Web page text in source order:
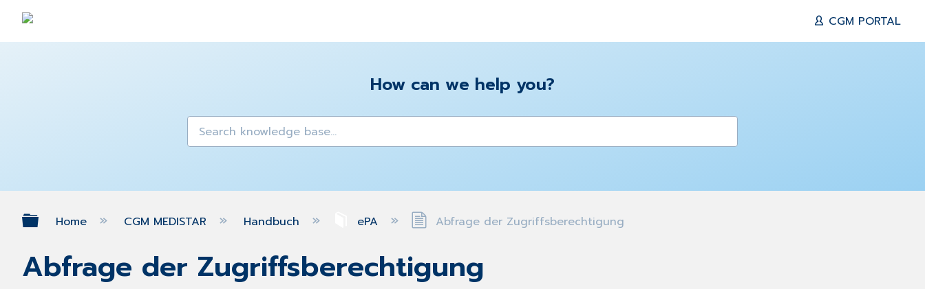
CGM PORTAL
How can we help you?
Expand/collapse global hierarchy
Home CGM MEDISTAR Handbuch ePA Abfrage der Zugriffsberechtigung
Abfrage der Zugriffsberechtigung